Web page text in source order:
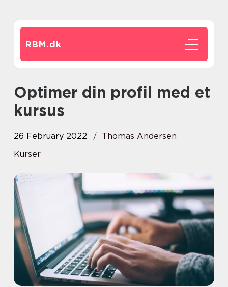
RBM.dk
Optimer din profil med et
kursus
26 February 2022
Thomas Andersen
Kurser